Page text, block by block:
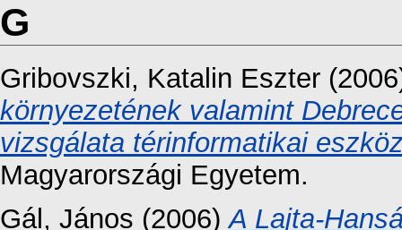
G
Gribovszki, Katalin Eszter
környezetének valamint
vizsgálata térinformatikai
Magyarországi Egyetem.
Gál, János (2006)A Lajta-